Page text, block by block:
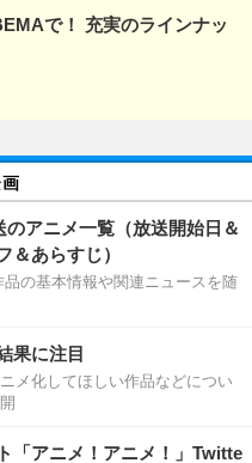
で！ 充実のラインナッ
のアニメ一覧（放送開始日＆
＆あらすじ）
の基本情報や関連ニュースを随
果に注目
メ化してほしい作品などについ
「アニメ！アニメ！」Twitte